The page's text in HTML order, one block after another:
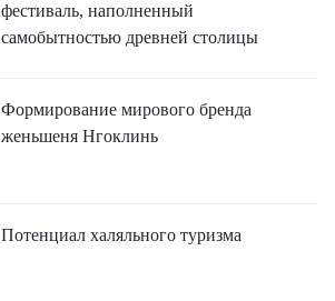
фестиваль, наполненный
самобытностью древней столицы
Формирование мирового бренда
женьшеня Нгоклинь
Потенциал халяльного туризма